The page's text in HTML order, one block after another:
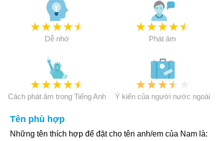
★★★★★
Dễ nhớ
★★★★★
Phát âm
★★★★★
Cách phát âm trong Tiếng Anh
★★★★
Ý kiến của người nước ngoài
Tên phù hợp
Những tên thích hợp để đặt cho tên anh/em của Nam là: